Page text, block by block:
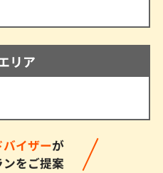
リア
イザーが
をご提案